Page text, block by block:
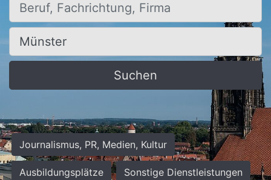
Ort, Stadt
Suchen
Journalismus, PR, Medien, Kultur
Ausbildungsplätze Sonstige Dienstleistungen